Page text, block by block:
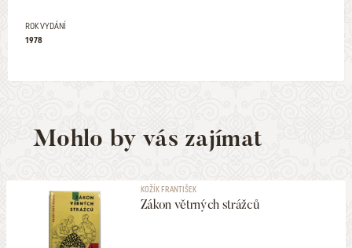
ROK VYDÁNÍ
1978
Mohlo by vás zajímat
KOŽÍK FRANTIŠEK
Zákon větrných strážců